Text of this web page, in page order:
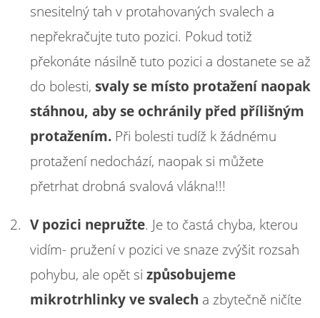
snesitelný tah v protahovaných svalech a
nepřekračujte tuto pozici. Pokud totiž
překonáte násilně tuto pozici a dostanete se až
do bolesti,svaly se místo protažení naopak
stáhnou, aby se ochránily před přílišným
protažením. Při bolesti tudíž k žádnému
protažení nedochází, naopak si můžete
přetrhat drobná svalová vlákna!!!
V pozici nepružte. Je to častá chyba, kterou
vidím- pružení v pozici ve snaze zvýšit rozsah
pohybu, ale opět sizpůsobujeme
mikrotrhlinky ve svalech a zbytečně ničíte